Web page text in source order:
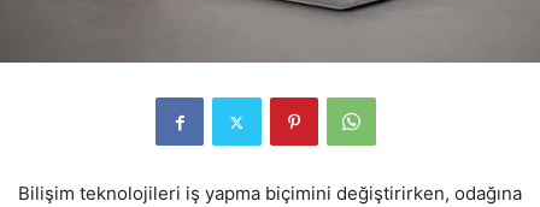
Bilişim teknolojileri iş yapma biçimini değiştirirken, odağına